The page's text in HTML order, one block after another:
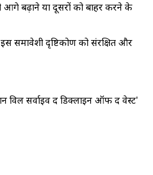
आगे बढ़ाने या दूसरों को बाहर करने के
समावेशी दृष्टिकोण को संरक्षित और
विल सर्वाइव द डिक्लाइन ऑफ द वेस्ट'